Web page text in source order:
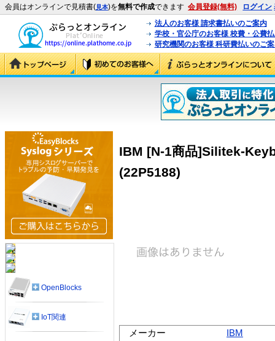
会員はオンラインで見積書(見本)を無料で作成できます 会員登録(無料) ログイン
法人のお客様 請求書払いのご案内
学校・官公庁のお客様 校費・公費
研究機関のお客様 科研費払いのご
IBM [N-1商品]Silitek-
(22P5188)
メーカー
IBM
OpenBlocks
IoT関連